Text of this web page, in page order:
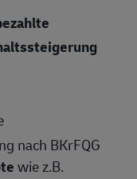
nach BKrFQG
wie z.B.